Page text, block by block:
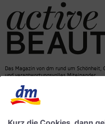
Das Magazin von dm rund um Schönheit,
und verantwortungsvolles Miteinander.